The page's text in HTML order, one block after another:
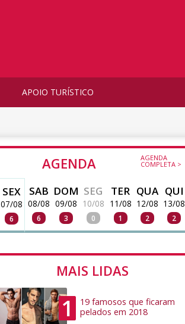
APOIO TURÍSTICO
AGENDA AGENDA
COMPLETA >
SEX
07/08
6
SAB
08/08
6
DOM
09/08
3
SEG
10/08
0
TER
11/08
1
QUA
12/08
2
QUI
13/08
2
MAIS LIDAS
1
19 famosos que ficaram
pelados em 2018